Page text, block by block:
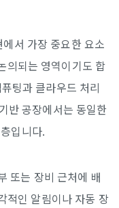
서 가장 중요한 요소
의되는 영역이기도 합
팅과 클라우드 처리
반 공장에서는 동일한
입니다.
또는 장비 근처에 배
적인 알림이나 자동 장